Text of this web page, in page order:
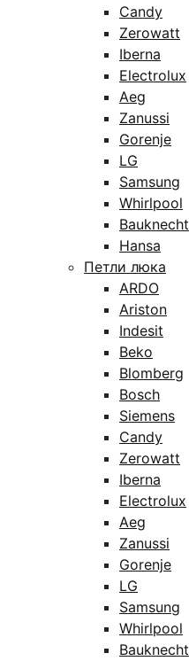
Candy
Zerowatt
Iberna
Electrolux
Aeg
Zanussi
Gorenje
LG
Samsung
Whirlpool
Bauknecht
Hansa
Петли люка
ARDO
Ariston
Indesit
Beko
Blomberg
Bosch
Siemens
Candy
Zerowatt
Iberna
Electrolux
Aeg
Zanussi
Gorenje
LG
Samsung
Whirlpool
Bauknecht